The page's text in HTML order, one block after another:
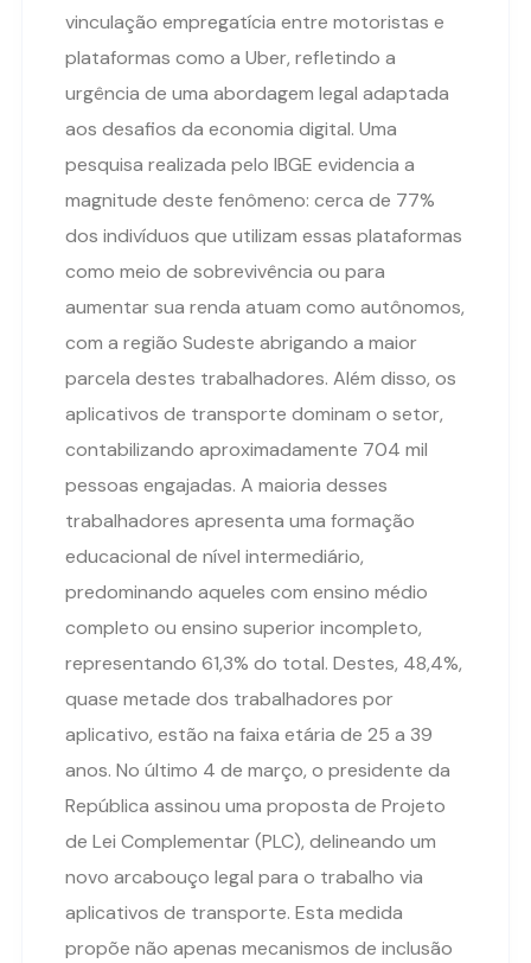
vinculação empregatícia entre motoristas e
plataformas como a Uber, refletindo a
urgência de uma abordagem legal adaptada
aos desafios da economia digital. Uma
pesquisa realizada pelo IBGE evidencia a
magnitude deste fenômeno: cerca de 77%
dos indivíduos que utilizam essas plataformas
como meio de sobrevivência ou para
aumentar sua renda atuam como autônomos,
com a região Sudeste abrigando a maior
parcela destes trabalhadores. Além disso, os
aplicativos de transporte dominam o setor,
contabilizando aproximadamente 704 mil
pessoas engajadas. A maioria desses
trabalhadores apresenta uma formação
educacional de nível intermediário,
predominando aqueles com ensino médio
completo ou ensino superior incompleto,
representando 61,3% do total. Destes, 48,4%,
quase metade dos trabalhadores por
aplicativo, estão na faixa etária de 25 a 39
anos. No último 4 de março, o presidente da
República assinou uma proposta de Projeto
de Lei Complementar (PLC), delineando um
novo arcabouço legal para o trabalho via
aplicativos de transporte. Esta medida
propõe não apenas mecanismos de inclusão